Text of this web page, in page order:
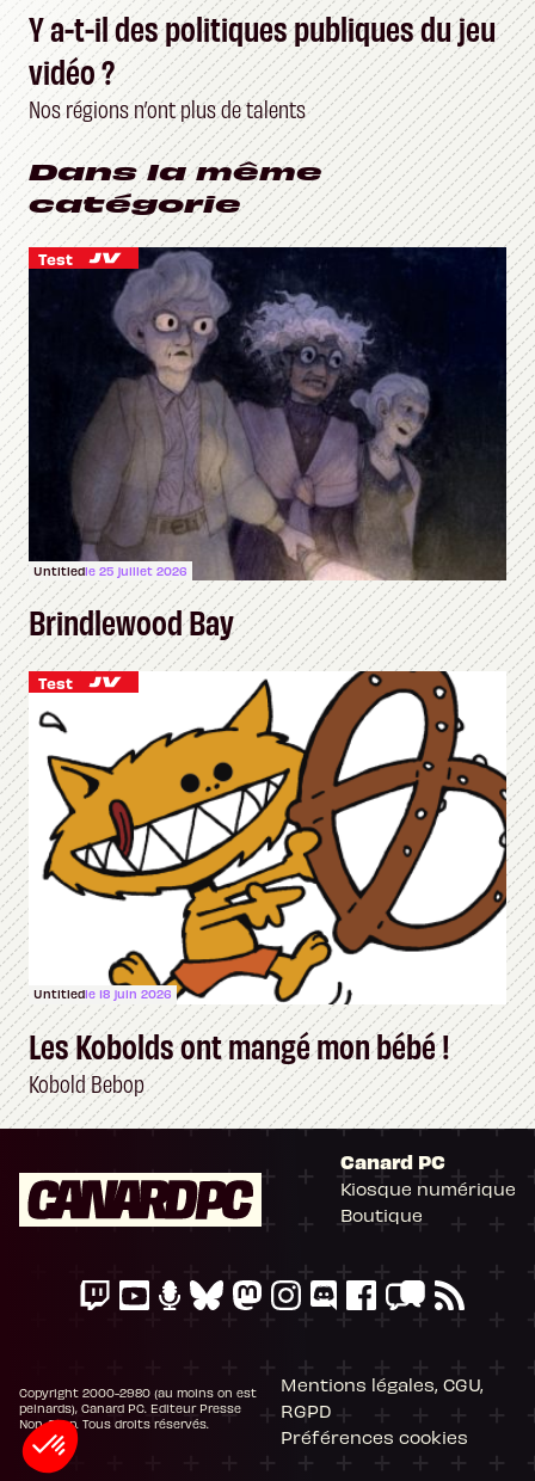
Y a-t-il des politiques publiques du jeu
vidéo ?
Nos régions n’ont plus de talents
Dans la même
catégorie
Test
Untitledle 25 juillet 2026
Brindlewood Bay
Test
Untitledle 18 juin 2026
Les Kobolds ont mangé mon bébé !
Kobold Bebop
Canard PC
Kiosque numérique
Boutique
Copyright 2000-2980 (au moins on est
peinards), Canard PC. Editeur Presse
Non-Stop. Tous droits réservés.
Mentions légales, CGU,
RGPD
Préférences cookies